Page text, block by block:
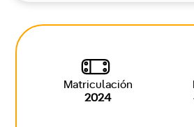
Matriculación
2024